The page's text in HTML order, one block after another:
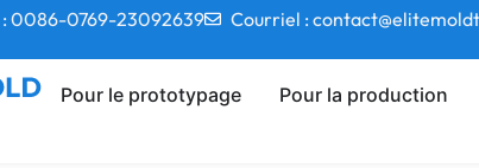
: 0086-0769-23092639 Courriel :
Pour le prototypage Pour la production